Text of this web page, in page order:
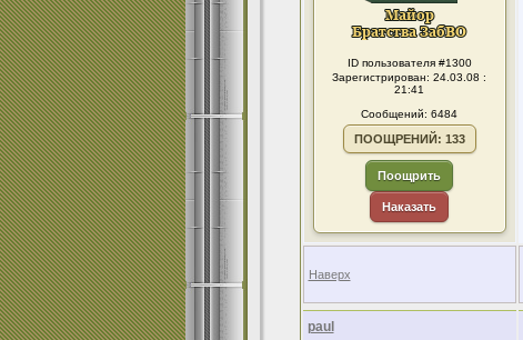
ID пользователя #1300
Зарегистрирован: 24.03.08 :
21:41
Сообщений: 6484
ПООЩРЕНИЙ: 133
Поощрить
Наказать
Наверх
paul